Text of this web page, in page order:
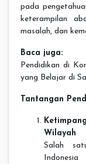
pada
keterampilan
masalah, dan
Baca juga:
Pendidikan di
yang Belajar di
Tantangan
Wilayah
Salah
Indonesia